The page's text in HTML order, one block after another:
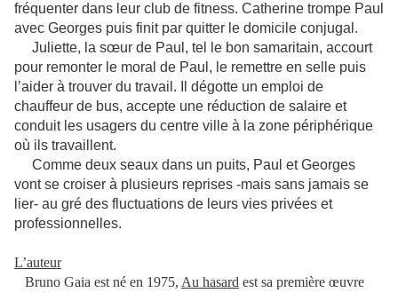
fréquenter dans leur club de fitness. Catherine trompe Paul
avec Georges puis finit par quitter le domicile conjugal.
Juliette, la sœur de Paul, tel le bon samaritain, accourt
pour remonter le moral de Paul, le remettre en selle puis
l’aider à trouver du travail. Il dégotte un emploi de
chauffeur de bus, accepte une réduction de salaire et
conduit les usagers du centre ville à la zone périphérique
où ils travaillent.
Comme deux seaux dans un puits, Paul et Georges
vont se croiser à plusieurs reprises -mais sans jamais se
lier- au gré des fluctuations de leurs vies privées et
professionnelles.
L’auteur
Bruno Gaia est né en 1975, Au hasard est sa première œuvre